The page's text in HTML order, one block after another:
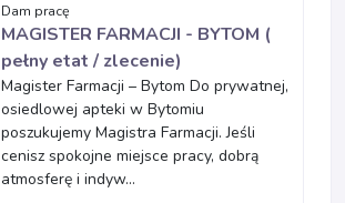
Dam pracę
MAGISTER FARMACJI - BYTOM (
pełny etat / zlecenie)
Magister Farmacji – Bytom Do prywatnej,
osiedlowej apteki w Bytomiu
poszukujemy Magistra Farmacji. Jeśli
cenisz spokojne miejsce pracy, dobrą
atmosferę i indyw...